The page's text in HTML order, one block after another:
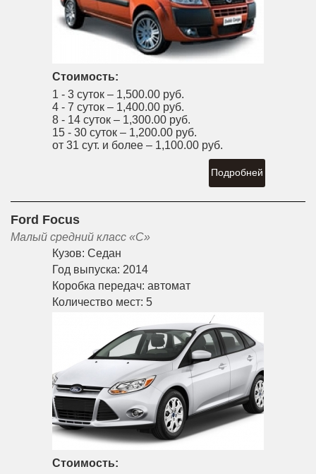
Стоимость:
1 - 3 суток – 1,500.00 руб.
4 - 7 суток – 1,400.00 руб.
8 - 14 суток – 1,300.00 руб.
15 - 30 суток – 1,200.00 руб.
от 31 сут. и более – 1,100.00 руб.
Подробней
Ford Focus
Малый средний класс «С»
Кузов: Седан
Год выпуска: 2014
Коробка передач: автомат
Количество мест: 5
Стоимость: